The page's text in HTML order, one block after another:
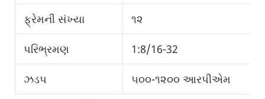
ફ્રેમની સંખ્યા ૧૨
પરિભ્રમણ 1:8/16-32
ઝડપ ૫૦૦-૧૨૦૦ આરપીએમ